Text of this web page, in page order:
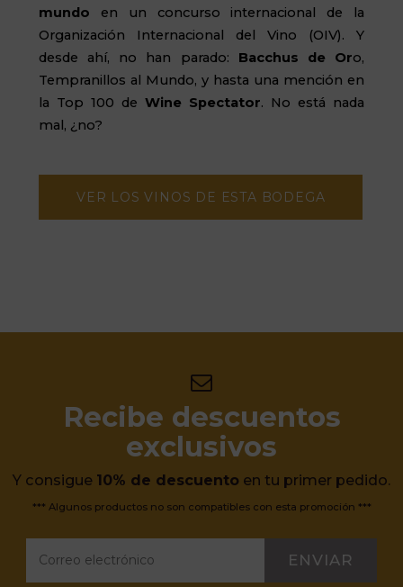
mundo en un concurso internacional de la
Organización Internacional del Vino (OIV). Y
desde ahí, no han parado: Bacchus de Oro,
Tempranillos al Mundo, y hasta una mención en
la Top 100 de Wine Spectator. No está nada
mal, ¿no?
VER LOS VINOS DE ESTA BODEGA
Recibe descuentos
exclusivos
Y consigue 10% de descuento en tu primer pedido.
*** Algunos productos no son compatibles con esta promoción ***
ENVIAR